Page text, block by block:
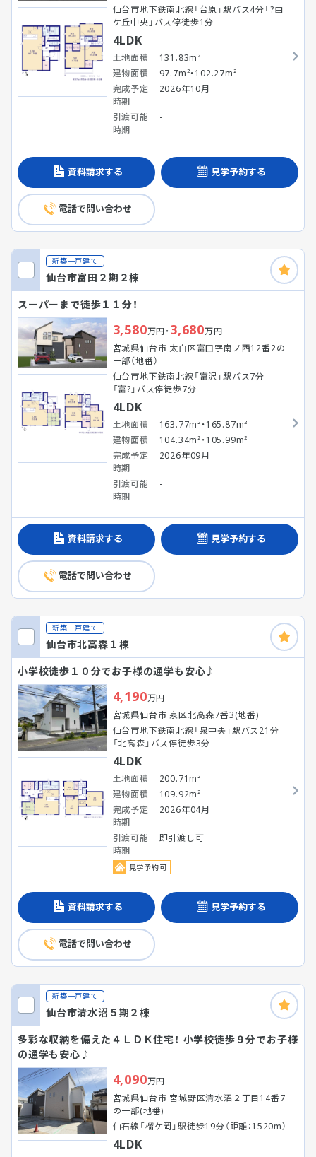
仙台市地下鉄南北線「台原」駅バス4分「?由
ケ丘中央」バス停徒歩1分
4LDK
土地面積
131.83m²
建物面積
97.7m²・102.27m²
完成予定
時期
2026年10月
引渡可能
時期
-
資料請求する 見学予約する
電話で問い合わせ
新築一戸建て
仙台市富田２期２棟
スーパーまで徒歩１１分！
3,580万円・3,680万円
宮城県仙台市 太白区富田字南ノ西12番2の
一部（地番）
仙台市地下鉄南北線「富沢」駅バス7分
「富?」バス停徒歩7分
4LDK
土地面積
163.77m²・165.87m²
建物面積
104.34m²・105.99m²
完成予定
時期
2026年09月
引渡可能
時期
-
資料請求する 見学予約する
電話で問い合わせ
新築一戸建て
仙台市北高森１棟
小学校徒歩１０分でお子様の通学も安心♪
4,190万円
宮城県仙台市 泉区北高森7番3(地番)
仙台市地下鉄南北線「泉中央」駅バス21分
「北高森」バス停徒歩3分
4LDK
土地面積
200.71m²
建物面積
109.92m²
完成予定
時期
2026年04月
引渡可能
時期
即引渡し可
見学予約可
資料請求する 見学予約する
電話で問い合わせ
新築一戸建て
仙台市清水沼５期２棟
多彩な収納を備えた４ＬＤＫ住宅！ 小学校徒歩９分でお子様
の通学も安心♪
4,090万円
宮城県仙台市 宮城野区清水沼２丁目14番7
の一部(地番)
仙石線「榴ケ岡」駅徒歩19分（距離：1520m）
4LDK